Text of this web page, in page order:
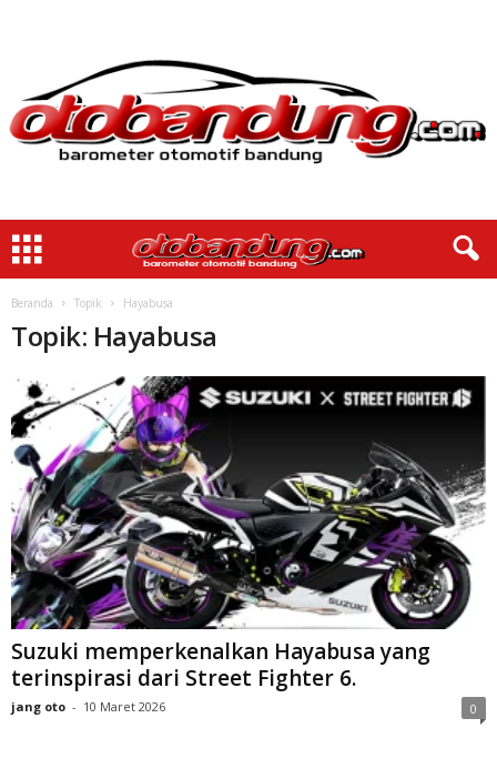
Beranda Topik Hayabusa
Topik: Hayabusa
Suzuki memperkenalkan Hayabusa yang
terinspirasi dari Street Fighter 6.
jang oto - 10 Maret 2026 0